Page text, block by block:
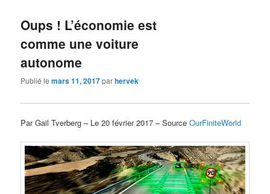
Oups ! L’économie est
comme une voiture
autonome
Publié lemars 11, 2017parhervek
Par Gail Tverberg – Le 20 février 2017 – SourceOurFiniteWorld